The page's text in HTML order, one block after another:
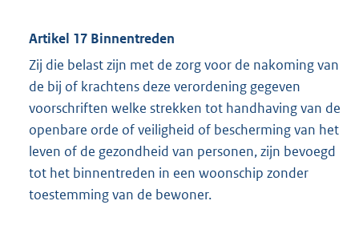
Artikel 17 Binnentreden
Zij die belast zijn met de zorg voor de nakoming van
de bij of krachtens deze verordening gegeven
voorschriften welke strekken tot handhaving van de
openbare orde of veiligheid of bescherming van het
leven of de gezondheid van personen, zijn bevoegd
tot het binnentreden in een woonschip zonder
toestemming van de bewoner.